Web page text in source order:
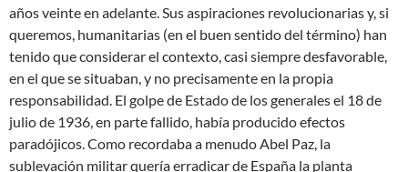
años veinte en adelante. Sus aspiraciones revolucionarias y, si
queremos, humanitarias (en el buen sentido del término) han
tenido que considerar el contexto, casi siempre desfavorable,
en el que se situaban, y no precisamente en la propia
responsabilidad. El golpe de Estado de los generales el 18 de
julio de 1936, en parte fallido, había producido efectos
paradójicos. Como recordaba a menudo Abel Paz, la
sublevación militar quería erradicar de España la planta